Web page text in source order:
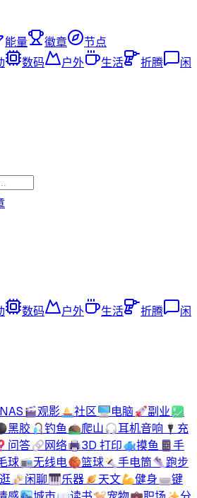
能量 徽章
节点
数码 户外 生活 折腾
闲
数码 户外 生活 折腾
闲
NAS🎬观影⛵社区🖥️电脑🚀副业💹
黑胶 🎣钓鱼⛰️爬山🎧耳机音响 🔌 充
问答🔗网络🖨️3D 打印🐟摸鱼 📱手
球📻无线电🏀篮球🔦手电筒👟跑步
🍻闲聊🎹乐器🪐天文💪健身⌨️键